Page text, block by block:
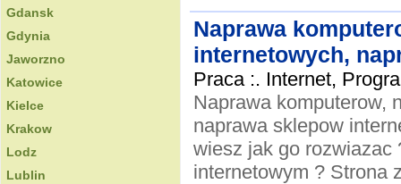
Gdansk
Gdynia
Jaworzno
Katowice
Kielce
Krakow
Lodz
Lublin
Naprawa
internetowych,
Praca :. Internet,
Naprawa komputerow,
naprawa sklepow
wiesz jak go rozwiazac
internetowym ? Strona